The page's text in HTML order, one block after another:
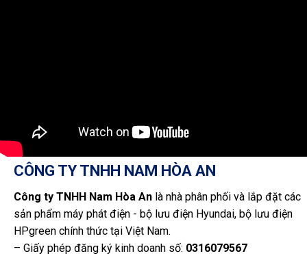
CÔNG TY TNHH NAM HÒA AN
Công ty TNHH Nam Hòa An là nhà phân phối và lắp đặt các
sản phẩm máy phát điện - bộ lưu điện Hyundai, bộ lưu điện
HPgreen chính thức tại Việt Nam.
– Giấy phép đăng ký kinh doanh số: 0316079567